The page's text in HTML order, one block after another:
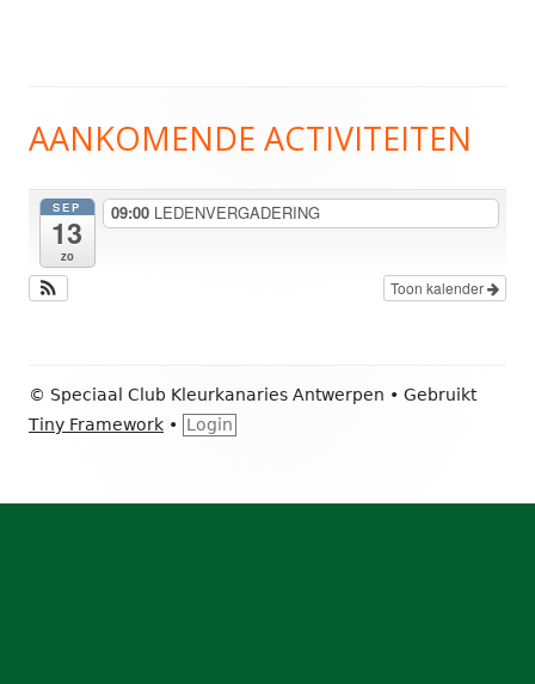
Hoofd
sidebar
AANKOMENDE ACTIVITEITEN
SEP
13
zo
09:00 LEDENVERGADERING
Toon kalender
Footer
inhoud
© Speciaal Club Kleurkanaries Antwerpen • Gebruikt
Tiny Framework • Login